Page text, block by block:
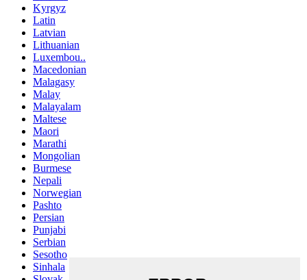
Kyrgyz
Latin
Latvian
Lithuanian
Luxembou..
Macedonian
Malagasy
Malay
Malayalam
Maltese
Maori
Marathi
Mongolian
Burmese
Nepali
Norwegian
Pashto
Persian
Punjabi
Serbian
Sesotho
Sinhala